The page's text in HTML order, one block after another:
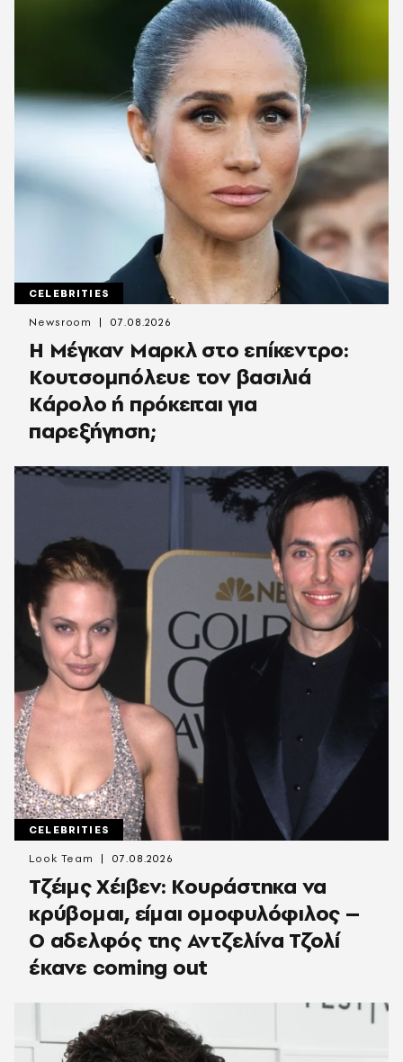
CELEBRITIES
Η Μέγκαν Μαρκλ στο επίκεντρο:
Κουτσομπόλευε τον βασιλιά
Κάρολο ή πρόκειται για
παρεξήγηση;
Newsroom 07.08.2026
CELEBRITIES
Τζέιμς Χέιβεν: Κουράστηκα να
κρύβομαι, είμαι ομοφυλόφιλος –
Ο αδελφός της Αντζελίνα Τζολί
έκανε coming out
Look Team 07.08.2026